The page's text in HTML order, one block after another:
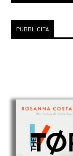
PUBBLICITÀ